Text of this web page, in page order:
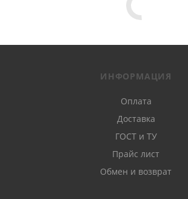
ИНФОРМАЦИЯ
Оплата
Доставка
ГОСТ и ТУ
Прайс лист
Обмен и возврат